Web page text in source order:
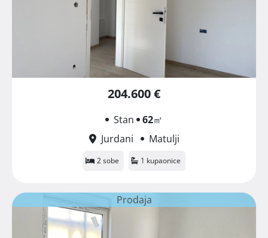
204.600 €
Stan 62㎡
Jurdani
Matulji
2 sobe 1 kupaonice
Prodaja